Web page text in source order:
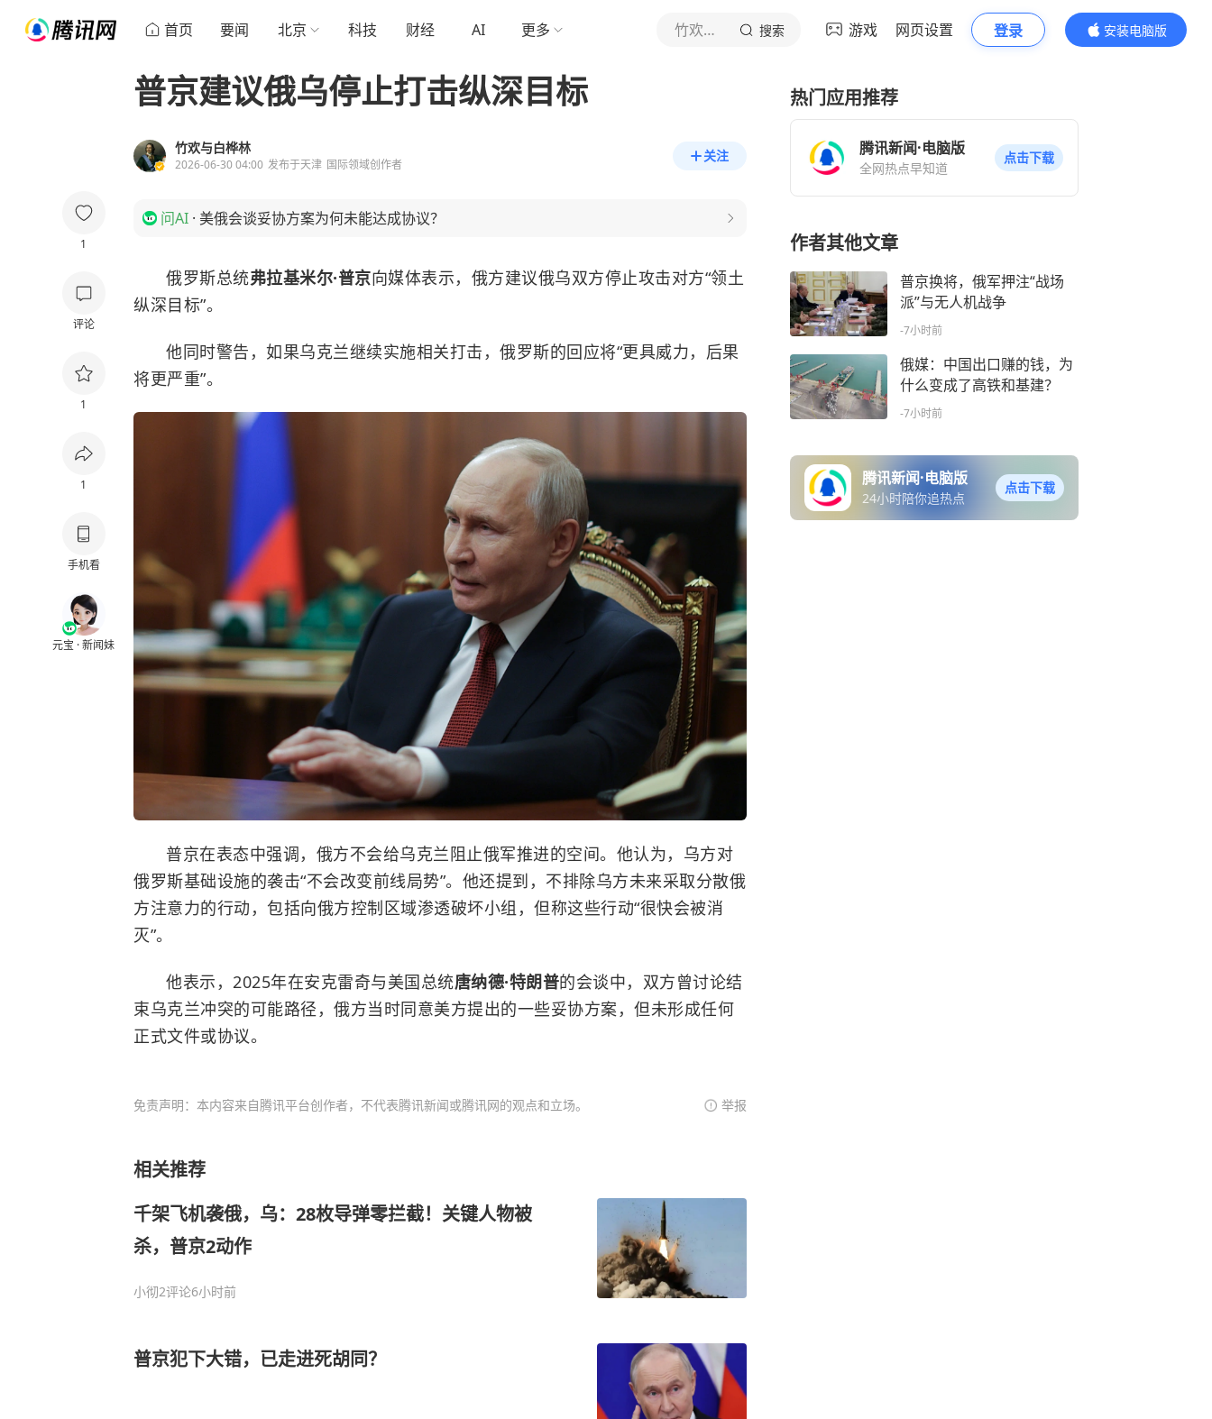
首页 要闻 北京 科技 财经 AI 更多 竹欢与白桦林 搜索 游戏 网页设置 登录
安装电脑版
内容更精彩
1
评论
1
1
手机看
元宝 · 新闻妹
普京建议俄乌停止打击纵深目标
竹欢与白桦林
2026-06-30 04:00 发布于天津 国际领域创作者
关注
问AI · 美俄会谈妥协方案为何未能达成协议？
俄罗斯总统弗拉基米尔·普京向媒体表示，俄方建议俄乌双方停止攻击对方“领土
纵深目标”。
他同时警告，如果乌克兰继续实施相关打击，俄罗斯的回应将“更具威力，后果
将更严重”。
普京在表态中强调，俄方不会给乌克兰阻止俄军推进的空间。他认为，乌方对
俄罗斯基础设施的袭击“不会改变前线局势”。他还提到，不排除乌方未来采取分散俄
方注意力的行动，包括向俄方控制区域渗透破坏小组，但称这些行动“很快会被消
灭”。
他表示，2025年在安克雷奇与美国总统唐纳德·特朗普的会谈中，双方曾讨论结
束乌克兰冲突的可能路径，俄方当时同意美方提出的一些妥协方案，但未形成任何
正式文件或协议。
免责声明：本内容来自腾讯平台创作者，不代表腾讯新闻或腾讯网的观点和立场。 举报
相关推荐
千架飞机袭俄，乌：28枚导弹零拦截！关键人物被
杀，普京2动作
小彻2评论6小时前
普京犯下大错，已走进死胡同？
热门应用推荐
腾讯新闻·电脑版
全网热点早知道
点击下载
作者其他文章
普京换将，俄军押注“战场
派”与无人机战争
-7小时前
俄媒：中国出口赚的钱，为
什么变成了高铁和基建？
-7小时前
腾讯新闻·电脑版
24小时陪你追热点
点击下载